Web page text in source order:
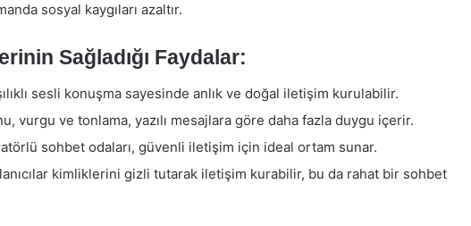
sosyal kaygıları azaltır.
Sağladığı Faydalar:
sesli konuşma sayesinde anlık ve doğal iletişim kurulabilir.
vurgu ve tonlama, yazılı mesajlara göre daha fazla duygu içerir.
sohbet odaları, güvenli iletişim için ideal ortam sunar.
kimliklerini gizli tutarak iletişim kurabilir, bu da rahat bir sohbet